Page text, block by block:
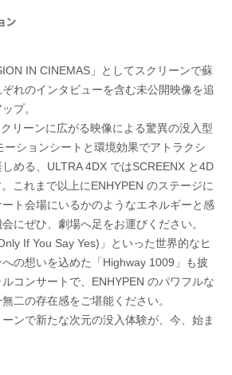
IN CINEMAS」としてスクリーンで蘇
れのインタビューを含む未公開映像を追
プ。
リーンに広がる映像による驚異の没入型
ーションシートと環境効果でアトラクシ
める、ULTRA 4DX ではSCREENX と4D
これまで以上にENHYPEN のステージに
ト会場にいるかのようなエネルギーと感
にぜひ、劇場へ足をお運びください。
If You Say Yes)」といった世界的なヒ
の想いを込めた「Highway 1009」も披
コンサートで、ENHYPEN のパワフルな
二の存在感をご堪能ください。
ンで新たな次元の没入体験が、今、始ま